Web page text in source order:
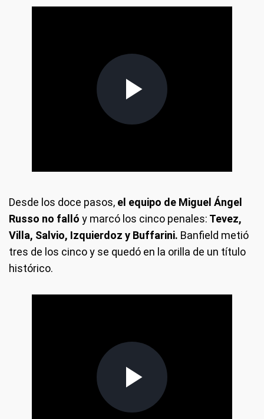
Desde los doce pasos, el equipo de Miguel Ángel
Russo no falló y marcó los cinco penales: Tevez,
Villa, Salvio, Izquierdoz y Buffarini. Banfield metió
tres de los cinco y se quedó en la orilla de un título
histórico.